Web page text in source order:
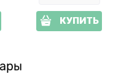
КУПИТЬ